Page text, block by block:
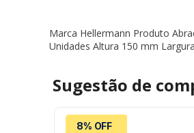
Marca Hellermann Produto
Unidades Altura 150 mm
Sugestão de
8% OFF